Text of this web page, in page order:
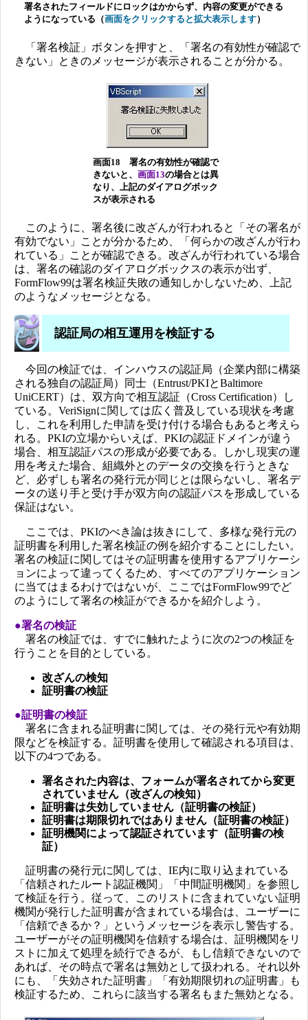
署名されたフィールドにロックはかからず、内容の変更ができる
ようになっている（画面をクリックすると拡大表示します）
「署名検証」ボタンを押すと、「署名の有効性が確認で
きない」ときのメッセージが表示されることが分かる。
画面18 署名の有効性が確認で
きないと、 画面13の場合とは異
なり、上記のダイアログボック
スが表示される
このように、署名後に改ざんが行われると「その署名が
有効でない」ことが分かるため、「何らかの改ざんが行わ
れている」ことが確認できる。改ざんが行われている場合
は、署名の確認のダイアログボックスの表示が出ず、
FormFlow99は署名検証失敗の通知しかしないため、上記
のようなメッセージとなる。
認証局の相互運用を検証する
今回の検証では、インハウスの認証局（企業内部に構築
される独自の認証局）同士（Entrust/PKIとBaltimore
UniCERT）は、双方向で相互認証（Cross Certification）し
ている。VeriSignに関しては広く普及している現状を考慮
し、これを利用した申請を受け付ける場合もあると考えら
れる。PKIの立場からいえば、PKIの認証ドメインが違う
場合、相互認証パスの形成が必要である。しかし現実の運
用を考えた場合、組織外とのデータの交換を行うときな
ど、必ずしも署名の発行元が同じとは限らないし、署名デ
ータの送り手と受け手が双方向の認証パスを形成している
保証はない。
ここでは、PKIのべき論は抜きにして、多様な発行元の
証明書を利用した署名検証の例を紹介することにしたい。
署名の検証に関してはその証明書を使用するアプリケーシ
ョンによって違ってくるため、すべてのアプリケーション
に当てはまるわけではないが、ここではFormFlow99でど
のようにして署名の検証ができるかを紹介しよう。
●署名の検証
署名の検証では、すでに触れたように次の2つの検証を
行うことを目的としている。
改ざんの検知
証明書の検証
●証明書の検証
署名に含まれる証明書に関しては、その発行元や有効期
限などを検証する。証明書を使用して確認される項目は、
以下の4つである。
署名された内容は、フォームが署名されてから変更
されていません（改ざんの検知）
証明書は失効していません（証明書の検証）
証明書は期限切れではありません（証明書の検証）
証明機関によって認証されています（証明書の検
証）
証明書の発行元に関しては、IE内に取り込まれている
「信頼されたルート認証機関」「中間証明機関」を参照し
て検証を行う。従って、このリストに含まれていない証明
機関が発行した証明書が含まれている場合は、ユーザーに
「信頼できるか？」というメッセージを表示し警告する。
ユーザーがその証明機関を信頼する場合は、証明機関をリ
ストに加えて処理を続行できるが、もし信頼できないので
あれば、その時点で署名は無効として扱われる。それ以外
にも、「失効された証明書」「有効期限切れの証明書」も
検証するため、これらに該当する署名もまた無効となる。